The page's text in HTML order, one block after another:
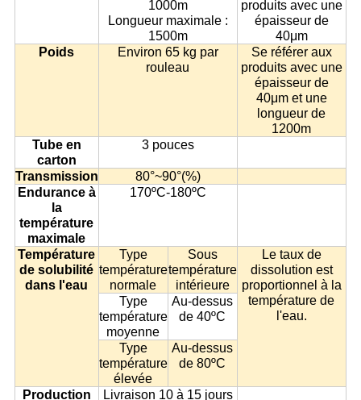
1000m
Longueur maximale :
1500m
produits avec une
épaisseur de
40μm
Poids
Environ 65 kg par
rouleau
Se référer aux
produits avec une
épaisseur de
40μm et une
longueur de
1200m
Tube en
carton
3 pouces
Transmission
80°~90°(%)
Endurance à
la
température
maximale
170ºC-180ºC
Température
de solubilité
dans l'eau
Type
température
normale
Sous
température
intérieure
Le taux de
dissolution est
proportionnel à la
température de
l'eau.
Type
température
moyenne
Au-dessus
de 40ºC
Type
température
élevée
Au-dessus
de 80ºC
Production
Livraison 10 à 15 jours